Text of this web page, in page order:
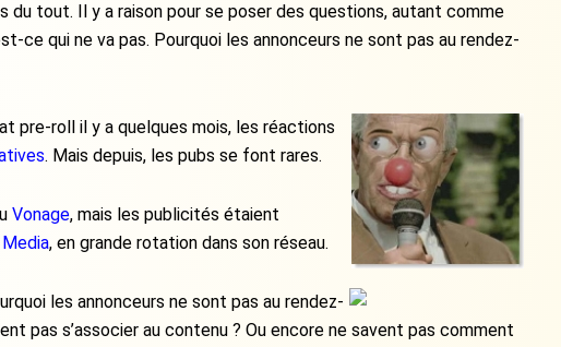
du tout. Il y a raison pour se poser des questions, autant comme
ce qui ne va pas. Pourquoi les annonceurs ne sont pas au rendez-
pre-roll il y a quelques mois, les réactions
. Mais depuis, les pubs se font rares.
Vonage, mais les publicités étaient
, en grande rotation dans son réseau.
les annonceurs ne sont pas au rendez-
pas s’associer au contenu ? Ou encore ne savent pas comment